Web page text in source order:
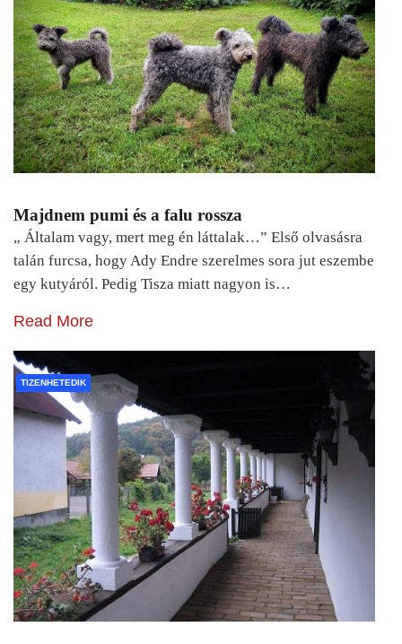
Majdnem pumi és a falu rossza
„ Általam vagy, mert meg én láttalak…” Első olvasásra
talán furcsa, hogy Ady Endre szerelmes sora jut eszembe
egy kutyáról. Pedig Tisza miatt nagyon is…
Read More
TIZENHETEDIK